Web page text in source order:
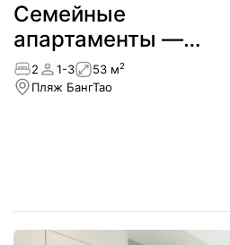
Cемейные
апартаменты —
Лагуна
2 1-3 53 м2
Пляж БангТао